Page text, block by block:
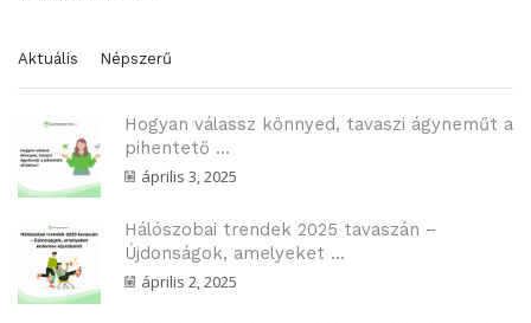
Aktuális Népszerű
Hogyan válassz könnyed, tavaszi ágyneműt a
pihentető ...
április 3, 2025
Hálószobai trendek 2025 tavaszán –
Újdonságok, amelyeket ...
április 2, 2025